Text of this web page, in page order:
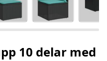
10 delar med